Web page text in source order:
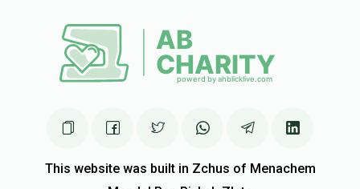
This website was built in Zchus of Menachem